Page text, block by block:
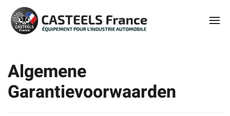
Algemene
Garantievoorwaarden